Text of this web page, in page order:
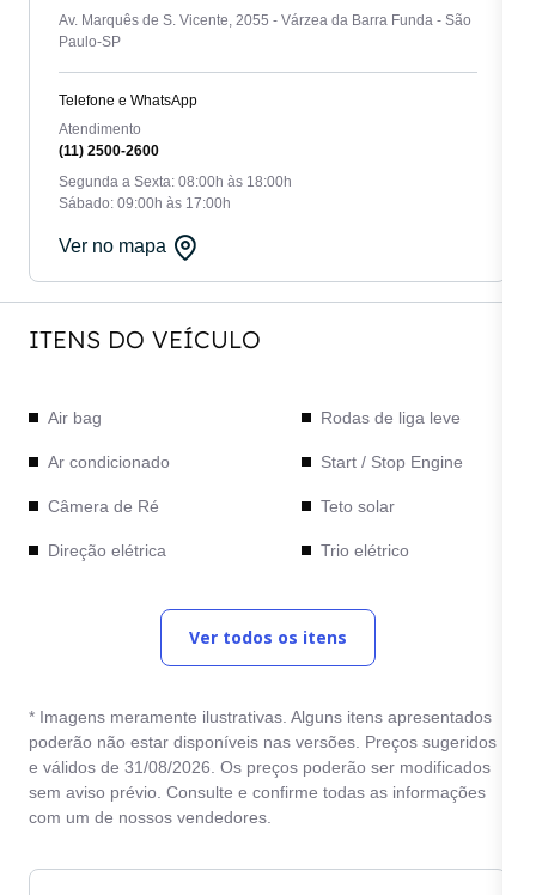
Av. Marquês de S. Vicente, 2055 - Várzea da Barra Funda - São
Paulo-SP
Telefone e WhatsApp
Atendimento
(11) 2500-2600
Segunda a Sexta: 08:00h às 18:00h
Sábado: 09:00h às 17:00h
Ver no mapa
ITENS DO VEÍCULO
Air bag
Ar condicionado
Câmera de Ré
Direção elétrica
Rodas de liga leve
Start / Stop Engine
Teto solar
Trio elétrico
Ver todos os itens
* Imagens meramente ilustrativas. Alguns itens apresentados
poderão não estar disponíveis nas versões. Preços sugeridos
e válidos de 31/08/2026. Os preços poderão ser modificados
sem aviso prévio. Consulte e confirme todas as informações
com um de nossos vendedores.